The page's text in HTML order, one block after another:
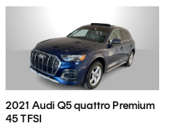
2021 Audi Q5 quattro Premium
45 TFSI